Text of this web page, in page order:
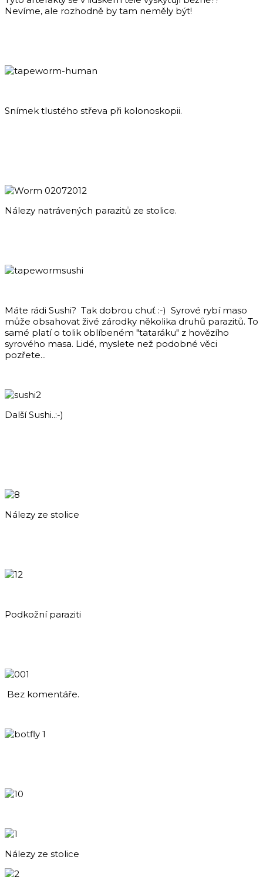
Nevíme, ale rozhodně by tam neměly být!
Snímek tlustého střeva při kolonoskopii.
Nálezy natrávených parazitů ze stolice.
Máte rádi Sushi? Tak dobrou chuť :-) Syrové rybí maso
může obsahovat živé zárodky několika druhů parazitů. To
samé platí o tolik oblíbeném "tataráku" z hovězího
syrového masa. Lidé, myslete než podobné věci
pozřete...
Další Sushi..:-)
Nálezy ze stolice
Podkožní paraziti
Bez komentáře.
Nálezy ze stolice